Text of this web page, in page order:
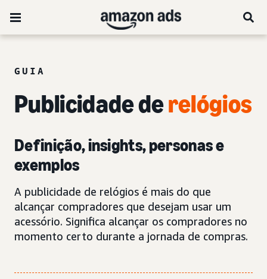
GUIA
Publicidade derelógios
Definição, insights, personas e
exemplos
A publicidade de relógios é mais do que
alcançar compradores que desejam usar um
acessório. Significa alcançar os compradores no
momento certo durante a jornada de compras.